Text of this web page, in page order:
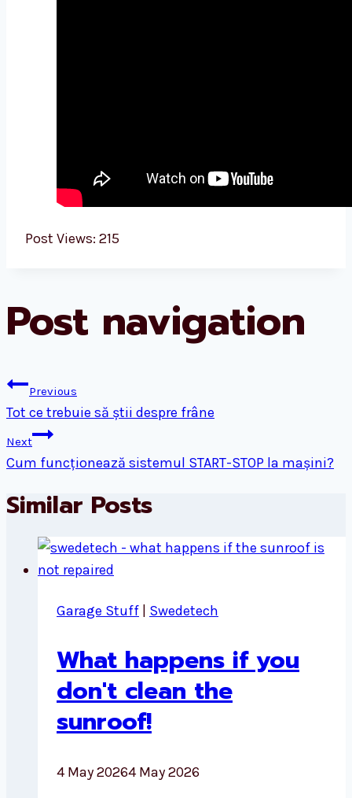
Post Views: 215
Post navigation
Previous
Tot ce trebuie să știi despre frâne
Next
Cum funcționează sistemul START-STOP la mașini?
Similar Posts
Garage Stuff Swedetech
What happens if you
don't clean the
sunroof!
4 May 20264 May 2026